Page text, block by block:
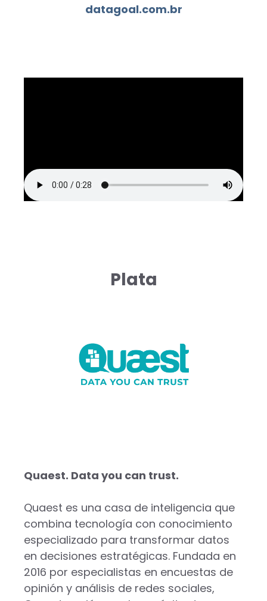
datagoal.com.br
Plata
Quaest. Data you can trust.
Quaest es una casa de inteligencia que
combina tecnología con conocimiento
especializado para transformar datos
en decisiones estratégicas. Fundada en
2016 por especialistas en encuestas de
opinión y análisis de redes sociales,